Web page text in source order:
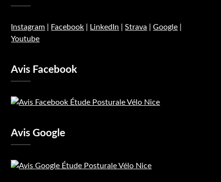
Instagram Facebook LinkedIn |Strava |Google
Youtube
Avis Facebook
Avis Google